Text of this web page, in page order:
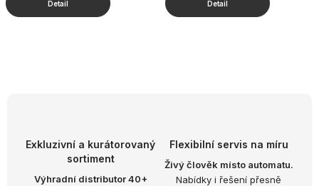
Exkluzivní a kurátorovaný
sortiment
Výhradní distributor 40+
Flexibilní servis na míru
Živý člověk místo automatu.
Nabídky i řešení přesně